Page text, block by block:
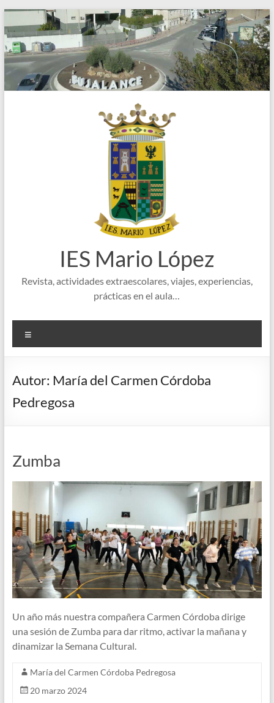
Saltar
al
contenido
IES Mario López
Revista, actividades extraescolares, viajes, experiencias,
prácticas en el aula…
Autor: María del Carmen Córdoba
Pedregosa
Zumba
Un año más nuestra compañera Carmen Córdoba dirige
una sesión de Zumba para dar ritmo, activar la mañana y
dinamizar la Semana Cultural.
María del Carmen Córdoba Pedregosa
20 marzo 2024